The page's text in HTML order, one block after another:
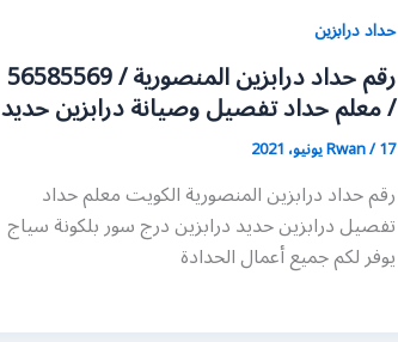
حداد درابزين
رقم حداد درابزين المنصورية / 56585569
/ معلم حداد تفصيل وصيانة درابزين حديد
Rwan/17 يونيو، 2021
رقم حداد درابزين المنصورية الكويت معلم حداد
تفصيل درابزين حديد درابزين درج سور بلكونة سياج
يوفر لكم جميع أعمال الحدادة